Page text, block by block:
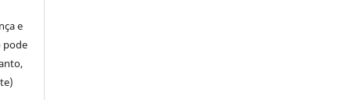
e
pode